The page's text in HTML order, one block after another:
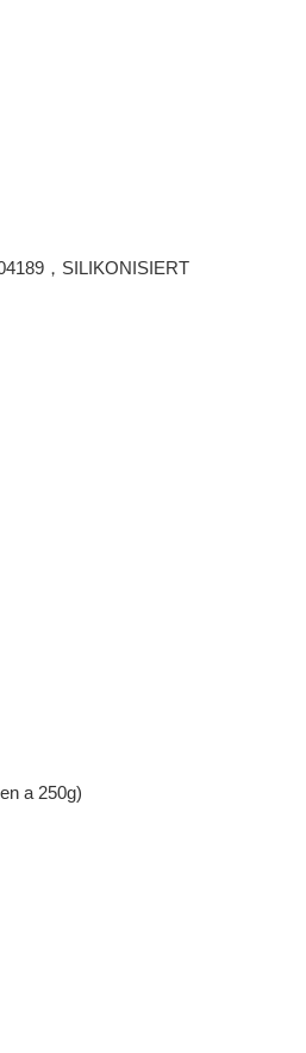
，SILIKONISIERT
a 250g)